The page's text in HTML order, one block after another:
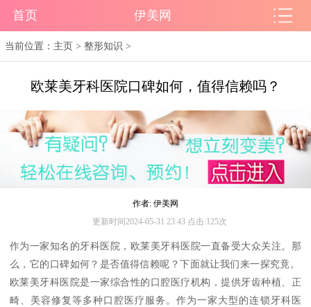
首页 伊美网
当前位置： 主页 >整形知识 >
欧莱美牙科医院口碑如何，值得信赖吗？
作者: 伊美网
更新时间2024-05-31 23:43 点击:125次
作为一家知名的牙科医院，欧莱美牙科医院一直备受大众关注。那
么，它的口碑如何？是否值得信赖呢？下面就让我们来一探究竟。
欧莱美牙科医院是一家综合性的口腔医疗机构，提供牙齿种植、正
畸、美容修复等多种口腔医疗服务。作为一家大型的连锁牙科医